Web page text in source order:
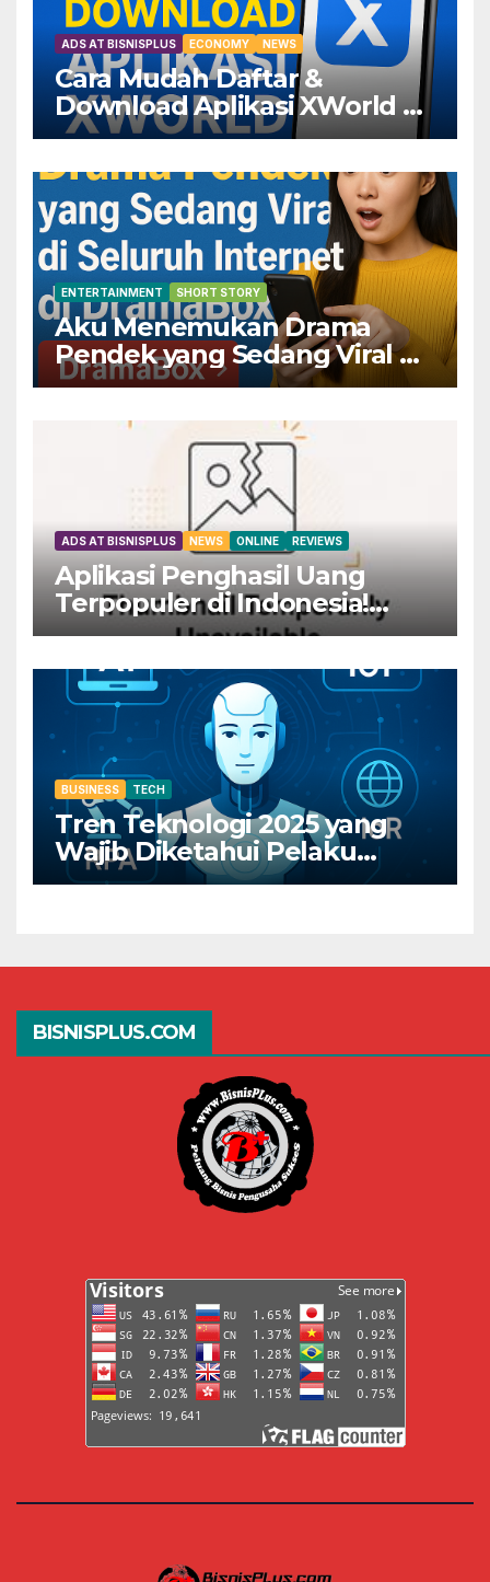
ADS AT BISNISPLUS ECONOMY NEWS
Cara Mudah Daftar &
Download Aplikasi XWorld —
Dapatkan Keuntungannya
ENTERTAINMENT SHORT STORY
Aku Menemukan Drama
Pendek yang Sedang Viral di
Seluruh Internet di
ADS AT BISNISPLUS NEWS ONLINE REVIEWS
Aplikasi Penghasil Uang
Terpopuler di Indonesia!
Dapatkan Rp800 Sekarang
BUSINESS TECH
Tren Teknologi 2025 yang
Wajib Diketahui Pelaku
Bisnis Digital
BISNISPLUS.COM